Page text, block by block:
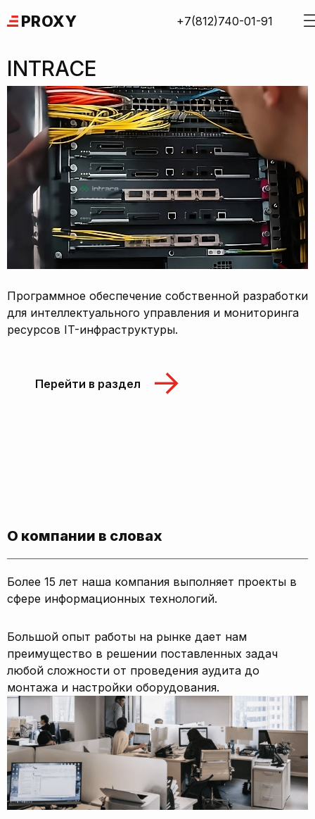
to
PROXY +7(812)740-01-91
INTRACE
Программное обеспечение собственной разработки
для интеллектуального управления и мониторинга
ресурсов IT-инфраструктуры.
Перейти в раздел
О компании в словах
Более 15 лет наша компания выполняет проекты в
сфере информационных технологий.
Большой опыт работы на рынке дает нам
преимущество в решении поставленных задач
любой сложности от проведения аудита до
монтажа и настройки оборудования.